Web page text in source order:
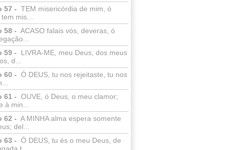
57 - TEM misericórdia de mim, ó
tem mis...
58 - ACASO falais vós, deveras, ó
59 -
LIVRA-ME, meu Deus, dos meus
d...
60 - Ó DEUS, tu nos rejeitaste, tu nos
61 - OUVE, ó Deus, o meu clamor;
à min...
62 - A MINHA alma espera somente
del...
63 - Ó DEUS, tu és o meu Deus, de